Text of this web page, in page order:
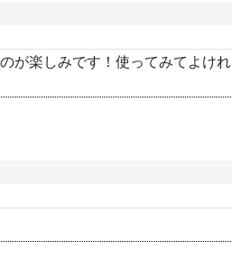
が楽しみです！使ってみてよけれ